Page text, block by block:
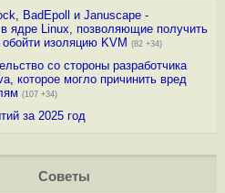
BadEpoll и Januscape -
ядре Linux, позволяющие получить
изоляцию KVM
(82 +34)
со стороны разработчика
которое могло причинить вред
(107 +34)
за 2025 год
Советы